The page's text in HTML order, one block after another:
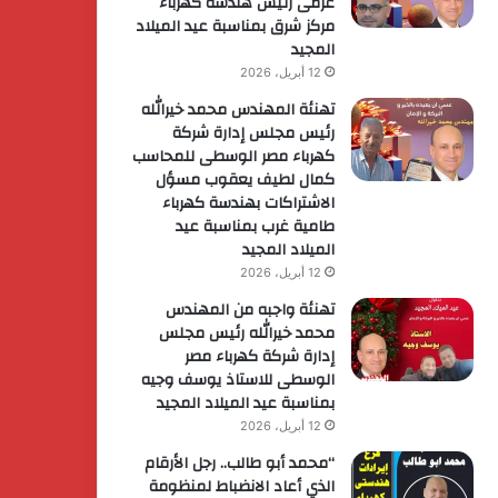
مركز شرق بمناسبة عيد الميلاد
المجيد
12 أبريل، 2026
تهنئة المهندس محمد خيرالله
رئيس مجلس إدارة شركة
كهرباء مصر الوسطى للمحاسب
كمال لطيف يعقوب مسؤل
الاشتراكات بهندسة كهرباء
طامية غرب بمناسبة عيد
الميلاد المجيد
12 أبريل، 2026
تهنئة واجبه من المهندس
محمد خيرالله رئيس مجلس
إدارة شركة كهرباء مصر
الوسطى للاستاذ يوسف وجيه
بمناسبة عيد الميلاد المجيد
12 أبريل، 2026
“محمد أبو طالب.. رجل الأرقام
الذي أعاد الانضباط لمنظومة